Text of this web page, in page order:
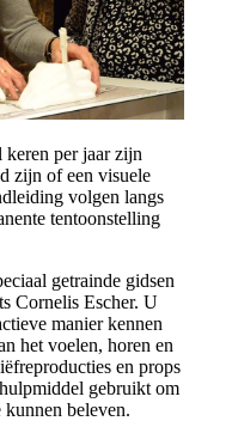
keren per jaar zijn
zijn of een visuele
volgen langs
tentoonstelling
getrainde gidsen
Cornelis Escher. U
manier kennen
het voelen, horen en
en props
gebruikt om
beleven.